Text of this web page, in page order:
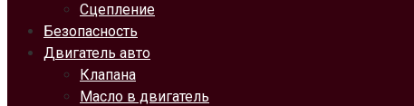
Сцепление
Безопасность
Двигатель авто
Клапана
Масло в двигатель